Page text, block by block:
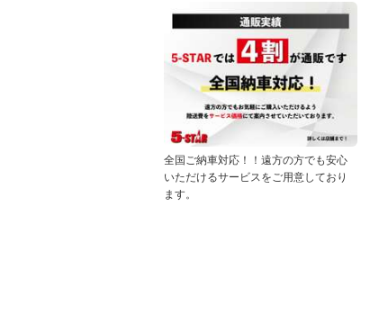
全国ご納車対応！！遠方の方でも安心
いただけるサービスをご用意しており
ます。